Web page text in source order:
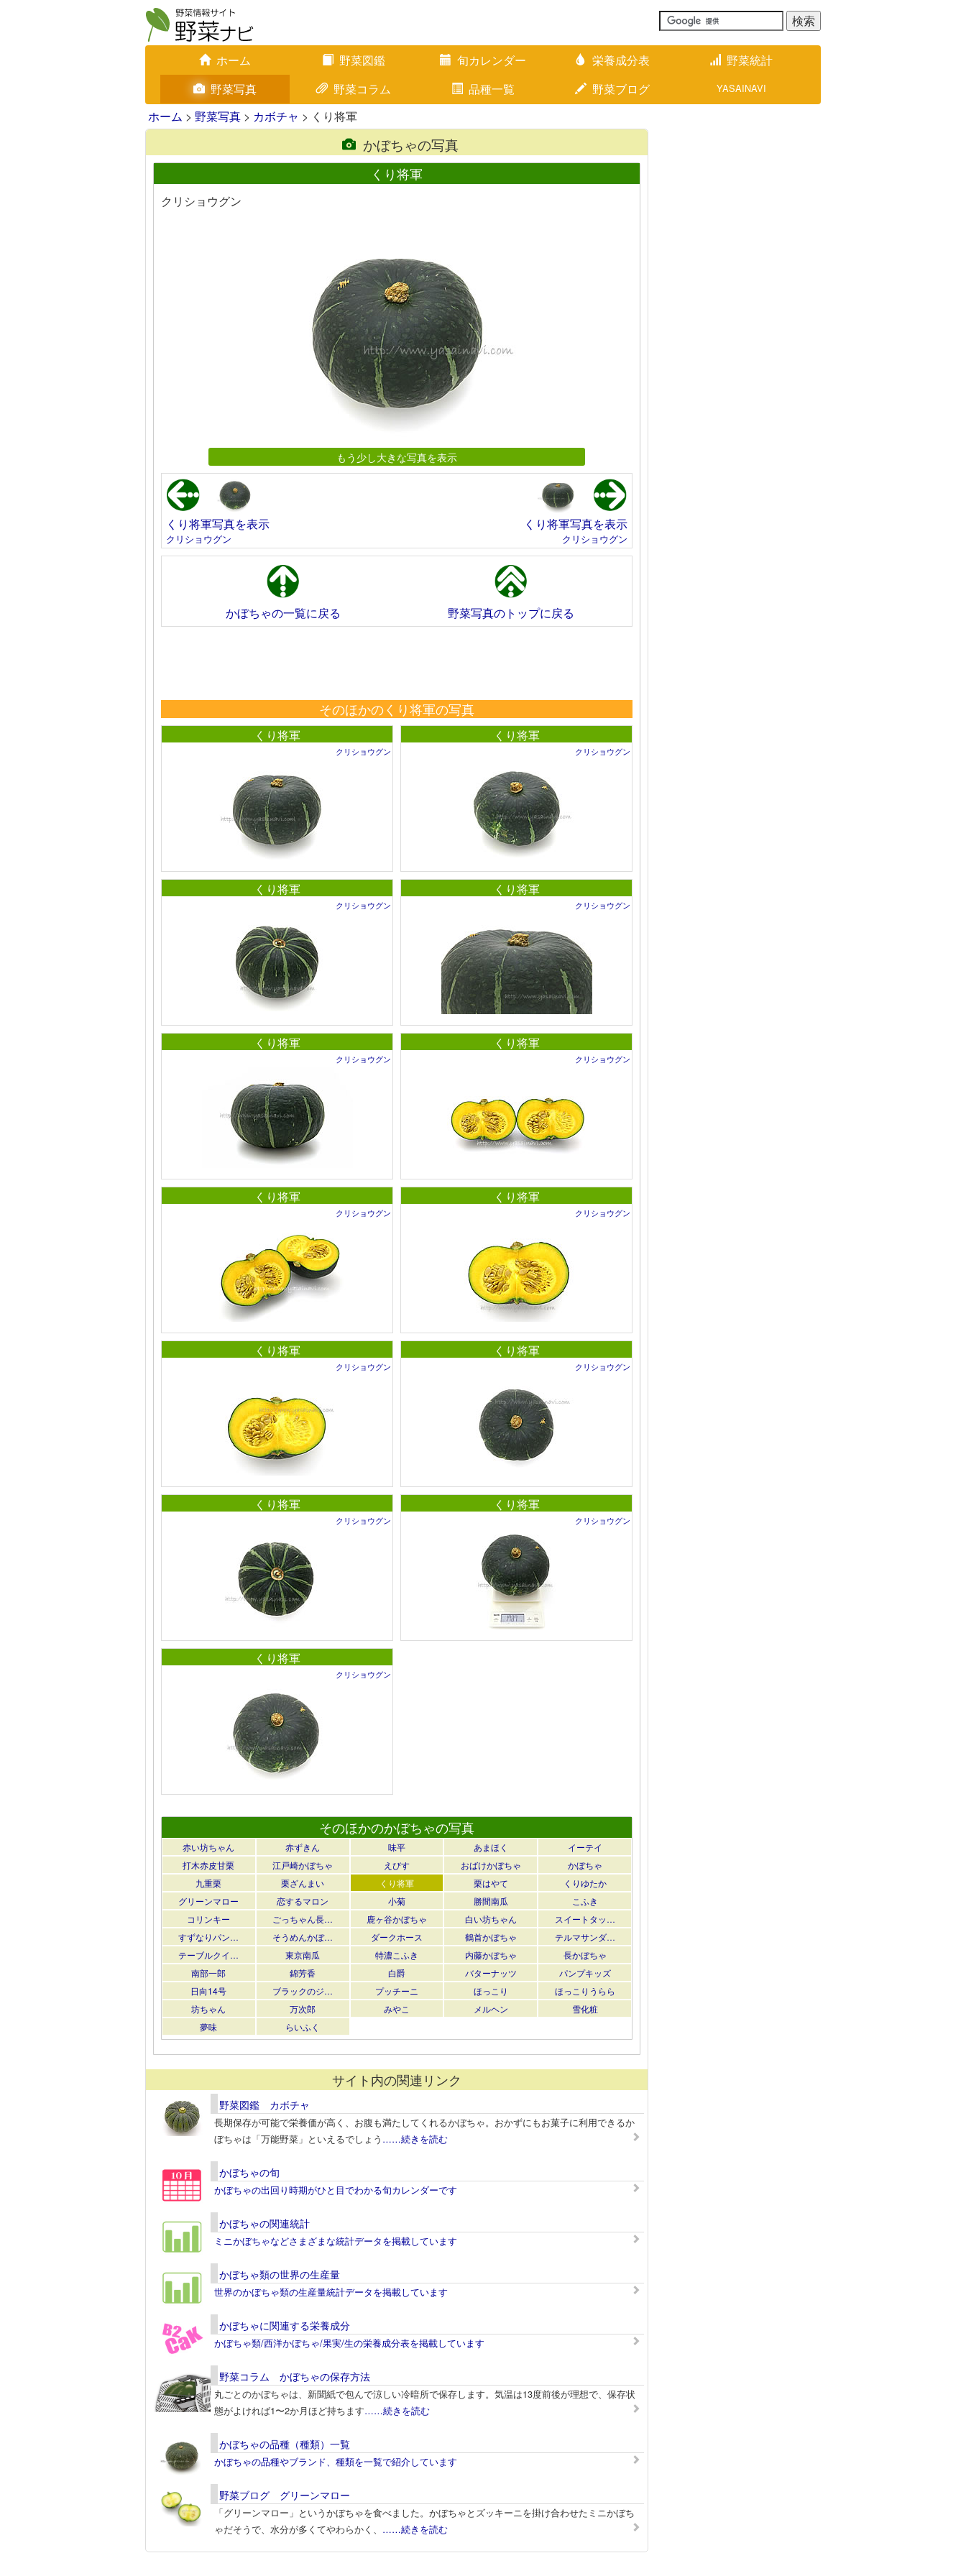
ホーム 野菜図鑑 旬カレンダー 栄養成分表
野菜統計
野菜写真
野菜コラム 品種一覧 野菜ブログ YASAINAVI
ホーム > 野菜写真 > カボチャ > くり将軍
かぼちゃの写真
くり将軍
クリショウグン
もう少し大きな写真を表示
くり将軍写真を表示
クリショウグン
くり将軍写真を表示
クリショウグン
かぼちゃの一覧に戻る 野菜写真のトップに戻る
そのほかのくり将軍の写真
くり将軍
クリショウグン
くり将軍
クリショウグン
くり将軍
クリショウグン
くり将軍
クリショウグン
くり将軍
クリショウグン
くり将軍
クリショウグン
くり将軍
クリショウグン
くり将軍
クリショウグン
くり将軍
クリショウグン
くり将軍
クリショウグン
くり将軍
クリショウグン
くり将軍
クリショウグン
くり将軍
クリショウグン
そのほかのかぼちゃの写真
赤い坊ちゃん 赤ずきん 味平 あまほく
イーテイ
打木赤皮甘栗
江戸崎かぼちゃ えびす おばけかぼちゃ
かぼちゃ
九重栗
栗ざんまい くり将軍 栗はやて
くりゆたか
グリーンマロー
恋するマロン 小菊 勝間南瓜
こふき
コリンキー
ごっちゃん長… 鹿ヶ谷かぼちゃ 白い坊ちゃん
スイートタッ…
すずなりパン…
そうめんかぼ… ダークホース 鶴首かぼちゃ
テルマサンダ…
テーブルクイ…
東京南瓜 特濃こふき 内藤かぼちゃ
長かぼちゃ
南部一郎
錦芳香 白爵 バターナッツ
パンプキッズ
日向14号
ブラックのジ… プッチーニ ほっこり
ほっこりうらら
坊ちゃん
万次郎 みやこ メルヘン
雪化粧
夢味
らいふく
サイト内の関連リンク
野菜図鑑 カボチャ
長期保存が可能で栄養価が高く、お腹も満たしてくれるかぼちゃ。おかずにもお菓子に利用できるか
ぼちゃは「万能野菜」といえるでしょう ……続きを読む
かぼちゃの旬
かぼちゃの出回り時期がひと目でわかる旬カレンダーです
かぼちゃの関連統計
ミニかぼちゃなどさまざまな統計データを掲載しています
かぼちゃ類の世界の生産量
世界のかぼちゃ類の生産量統計データを掲載しています
かぼちゃに関連する栄養成分
かぼちゃ類/西洋かぼちゃ/果実/生の栄養成分表を掲載しています
野菜コラム かぼちゃの保存方法
丸ごとのかぼちゃは、新聞紙で包んで涼しい冷暗所で保存します。気温は13度前後が理想で、保存状
態がよければ1〜2か月ほど持ちます……続きを読む
かぼちゃの品種（種類）一覧
かぼちゃの品種やブランド、種類を一覧で紹介しています
野菜ブログ グリーンマロー
「グリーンマロー」というかぼちゃを食べました。かぼちゃとズッキーニを掛け合わせたミニかぼち
ゃだそうで、水分が多くてやわらかく、 ……続きを読む